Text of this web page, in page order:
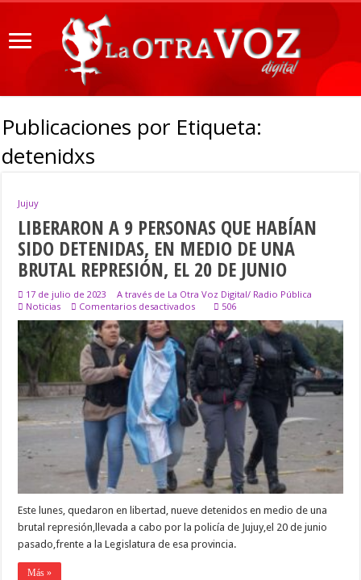
Publicaciones por Etiqueta:
detenidxs
Jujuy
LIBERARON A 9 PERSONAS QUE HABÍAN
SIDO DETENIDAS, EN MEDIO DE UNA
BRUTAL REPRESIÓN, EL 20 DE JUNIO
17 de julio de 2023
A través de La Otra Voz Digital/ Radio Pública
Noticias
Comentarios desactivadosen
LIBERARON
A
9
PERSONAS
QUE
HABÍAN
SIDO
DETENIDAS,
EN
MEDIO
DE
UNA
BRUTAL
REPRESIÓN,
EL
DE
JUNIO
506
Este lunes, quedaron en libertad, nueve detenidos en medio de una
brutal represión,llevada a cabo por la policía de Jujuy,el 20 de junio
pasado,frente a la Legislatura de esa provincia.
Más »